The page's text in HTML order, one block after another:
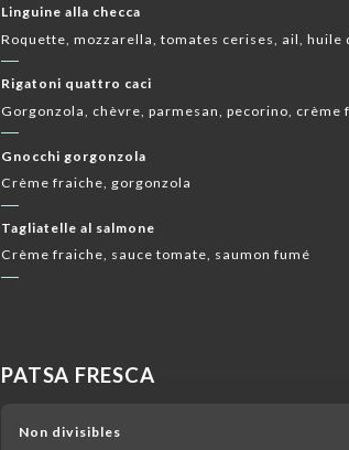
Linguine alla checca
Roquette, mozzarella, tomates cerises, ail, huile
Rigatoni quattro caci
Gorgonzola, chèvre, parmesan, pecorino, crème
Gnocchi gorgonzola
Crème fraiche, gorgonzola
Tagliatelle al salmone
Crème fraiche, sauce tomate, saumon fumé
PATSA FRESCA
Non divisibles